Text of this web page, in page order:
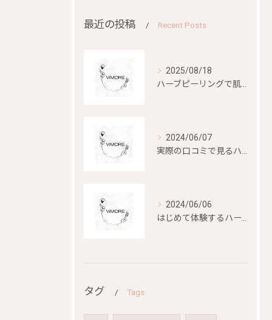
最近の投稿 Recent Posts
2025/08/18
2024/06/07
2024/06/06
タグ Tags